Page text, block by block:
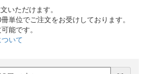
いただけます。
単位でご注文をお受けしております。
能です。
いて